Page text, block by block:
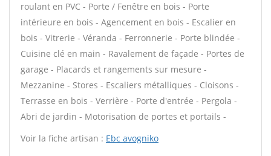
roulant en PVC - Porte / Fenêtre en bois - Porte
intérieure en bois - Agencement en bois - Escalier en
bois - Vitrerie - Véranda - Ferronnerie - Porte blindée -
Cuisine clé en main - Ravalement de façade - Portes de
garage - Placards et rangements sur mesure -
Mezzanine - Stores - Escaliers métalliques - Cloisons -
Terrasse en bois - Verrière - Porte d'entrée - Pergola -
Abri de jardin - Motorisation de portes et portails -
Voir la fiche artisan : Ebc avogniko